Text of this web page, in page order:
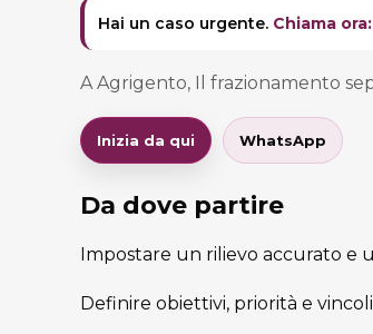
Hai un caso urgente. Chiama
A Agrigento, Il frazionamento
Inizia da qui WhatsApp
Da dove partire
Impostare un rilievo accurato e
Definire obiettivi, priorità e